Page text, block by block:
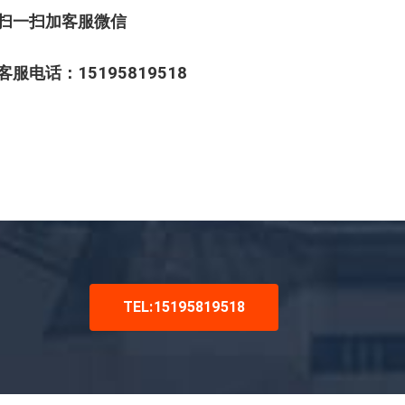
一扫加客服微信
服电话：15195819518
TEL:15195819518